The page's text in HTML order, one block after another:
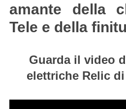
amante della
Tele e della
Guarda il video
elettriche Relic